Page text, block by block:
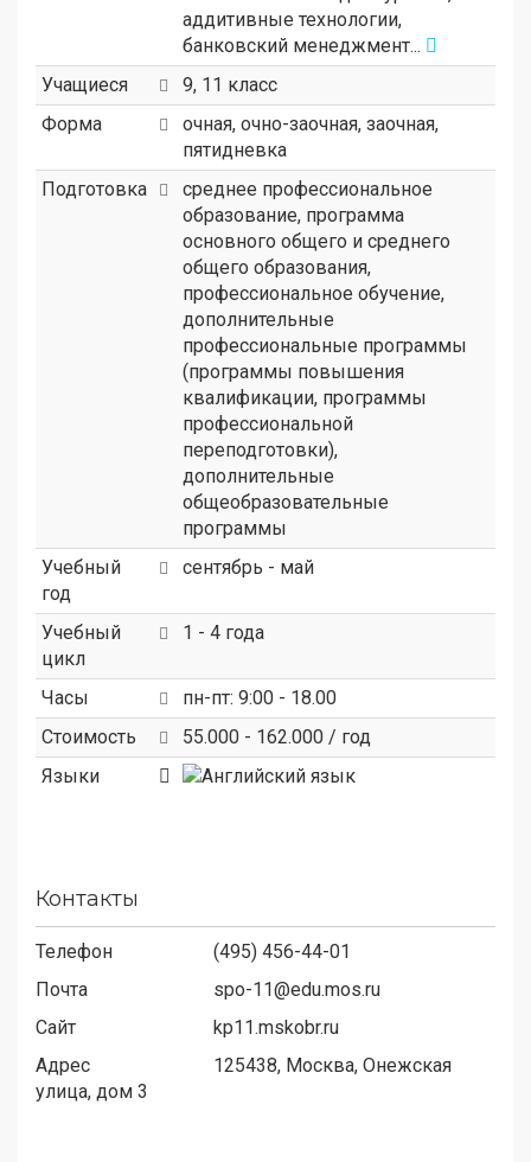
аддитивные технологии,
банковский менеджмент...
Учащиеся
9, 11 класс
Форма
очная, очно-заочная, заочная,
пятидневка
Подготовка
среднее профессиональное
образование, программа
основного общего и среднего
общего образования,
профессиональное обучение,
дополнительные
профессиональные программы
(программы повышения
квалификации, программы
профессиональной
переподготовки),
дополнительные
общеобразовательные
программы
Учебный
год
сентябрь - май
Учебный
цикл
1 - 4 года
Часы
пн-пт: 9:00 - 18.00
Стоимость
55.000 - 162.000 / год
Языки
Контакты
Телефон
(495) 456-44-01
Почта
spo-11@edu.mos.ru
Сайт
kp11.mskobr.ru
Адрес
125438, Москва, Онежская
улица, дом 3